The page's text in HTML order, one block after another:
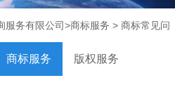
服务有限公司>商标服务 > 商标常见问
商标服务 版权服务